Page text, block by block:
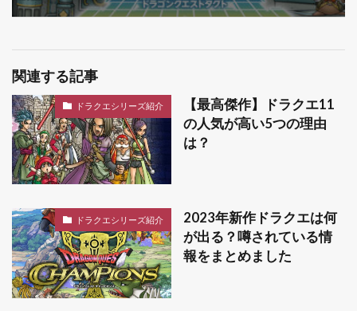
関連する記事
ドラクエシリーズ紹介
【最高傑作】ドラクエ11
の人気が高い5つの理由
は？
ドラクエシリーズ紹介
2023年新作ドラクエは何
が出る？噂されている情
報をまとめました